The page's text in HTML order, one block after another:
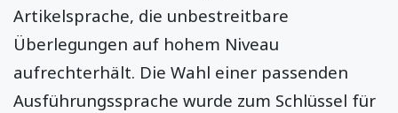
Artikelsprache, die unbestreitbare
Überlegungen auf hohem Niveau
aufrechterhält. Die Wahl einer passenden
Ausführungssprache wurde zum Schlüssel für